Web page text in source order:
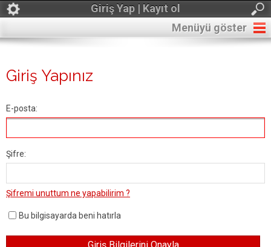
Giriş Yap | Kayıt ol
Menüyü göster
Giriş Yapınız
E-posta:
Şifre:
Şifremi unuttum ne yapabilirim ?
Bu bilgisayarda beni hatırla